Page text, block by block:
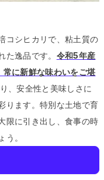
コシヒカリで、粘土質の
逸品です。 令和5年産
に新鮮な味わいをご堪
、安全性と美味しさに
ります。特別な土地で育
限に引き出し、食事の時
。